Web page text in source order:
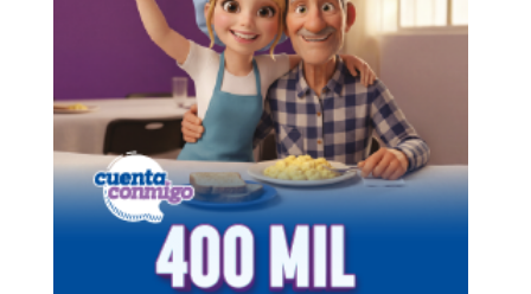
100 MIL PESOS